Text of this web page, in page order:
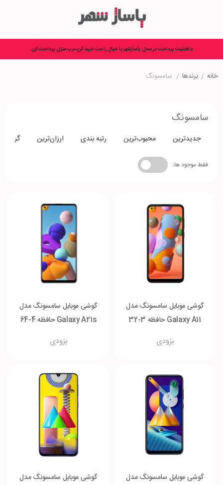
با قابلیت پرداخت در محل پاساژشهر با خیال راحت خرید کن، درب منزل پرداخت کن.
خانه / برندها / سامسونگ
سامسونگ
جدیدترین محبوب‌ترین رتبه بندی ارزان‌ترین
فقط موجود ها:
گوشی موبایل سامسونگ مدل
Galaxy A11 حافظه 3-32
بزودی
گوشی موبایل سامسونگ مدل
Galaxy A21s حافظه 4-64
بزودی
گوشی موبایل سامسونگ مدل
گوشی موبایل سامسونگ مدل